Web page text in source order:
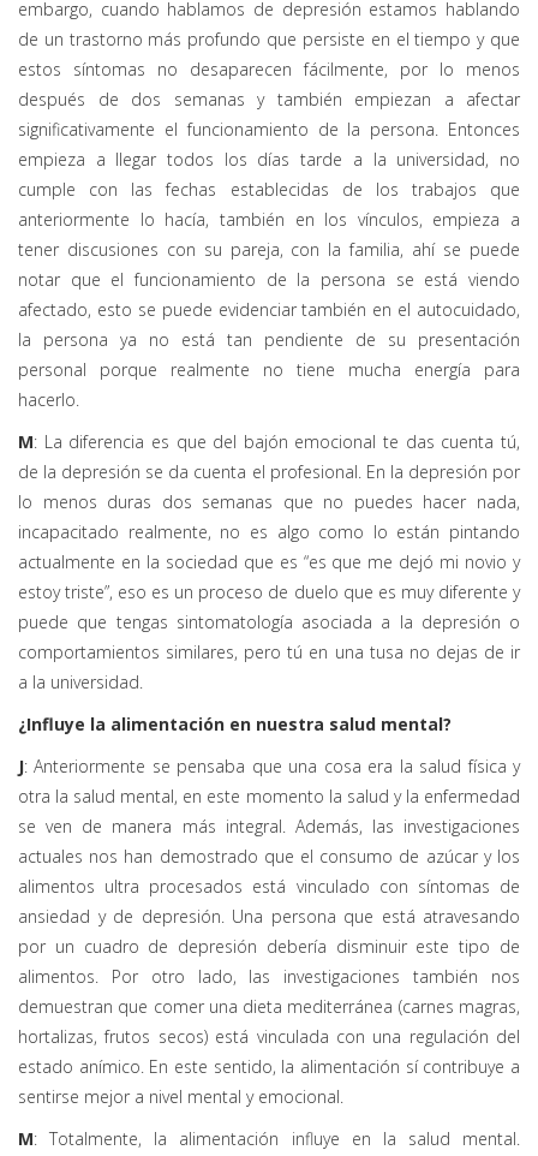
embargo, cuando hablamos de depresión estamos hablando
de un trastorno más profundo que persiste en el tiempo y que
estos síntomas no desaparecen fácilmente, por lo menos
después de dos semanas y también empiezan a afectar
significativamente el funcionamiento de la persona. Entonces
empieza a llegar todos los días tarde a la universidad, no
cumple con las fechas establecidas de los trabajos que
anteriormente lo hacía, también en los vínculos, empieza a
tener discusiones con su pareja, con la familia, ahí se puede
notar que el funcionamiento de la persona se está viendo
afectado, esto se puede evidenciar también en el autocuidado,
la persona ya no está tan pendiente de su presentación
personal porque realmente no tiene mucha energía para
hacerlo.
M: La diferencia es que del bajón emocional te das cuenta tú,
de la depresión se da cuenta el profesional. En la depresión por
lo menos duras dos semanas que no puedes hacer nada,
incapacitado realmente, no es algo como lo están pintando
actualmente en la sociedad que es “es que me dejó mi novio y
estoy triste”, eso es un proceso de duelo que es muy diferente y
puede que tengas sintomatología asociada a la depresión o
comportamientos similares, pero tú en una tusa no dejas de ir
a la universidad.
¿Influye la alimentación en nuestra salud mental?
J: Anteriormente se pensaba que una cosa era la salud física y
otra la salud mental, en este momento la salud y la enfermedad
se ven de manera más integral. Además, las investigaciones
actuales nos han demostrado que el consumo de azúcar y los
alimentos ultra procesados está vinculado con síntomas de
ansiedad y de depresión. Una persona que está atravesando
por un cuadro de depresión debería disminuir este tipo de
alimentos. Por otro lado, las investigaciones también nos
demuestran que comer una dieta mediterránea (carnes magras,
hortalizas, frutos secos) está vinculada con una regulación del
estado anímico. En este sentido, la alimentación sí contribuye a
sentirse mejor a nivel mental y emocional.
M: Totalmente, la alimentación influye en la salud mental.